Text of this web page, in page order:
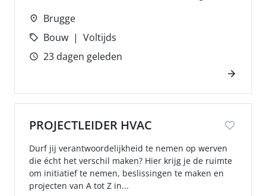
Brugge
Bouw
Voltijds
23 dagen geleden
PROJECTLEIDER HVAC
Durf jij verantwoordelijkheid te nemen op werven
die écht het verschil maken? Hier krijg je de ruimte
om initiatief te nemen, beslissingen te maken en
projecten van A tot Z in...